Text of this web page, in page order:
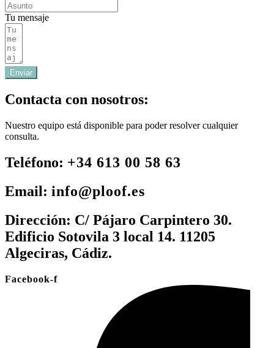
Tu mensaje
Enviar
Contacta con nosotros:
Nuestro equipo está disponible para poder resolver cualquier
consulta.
Teléfono: +34 613 00 58 63
Email: info@ploof.es
Dirección: C/ Pájaro Carpintero 30.
Edificio Sotovila 3 local 14. 11205
Algeciras, Cádiz.
Facebook-f